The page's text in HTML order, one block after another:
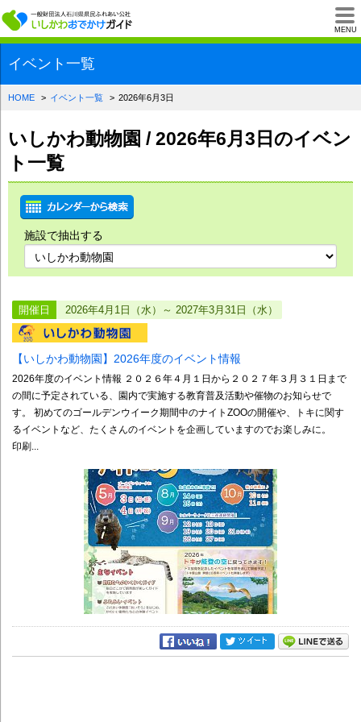
MENU
一般財団法人石川
イベント一覧
HOME イベント一覧 2026年6月3日
いしかわ動物園 / 2026年6月3日のイベン
ト一覧
施設で抽出する
開催日 2026年4月1日（水）～ 2027年3月31日（水）
【いしかわ動物園】2026年度のイベント情報
2026年度のイベント情報 ２０２６年４月１日から２０２７年３月３１日まで
の間に予定されている、園内で実施する教育普及活動や催物のお知らせで
す。 初めてのゴールデンウイーク期間中のナイトZOOの開催や、トキに関す
るイベントなど、たくさんのイベントを企画していますのでお楽しみに。
印刷...